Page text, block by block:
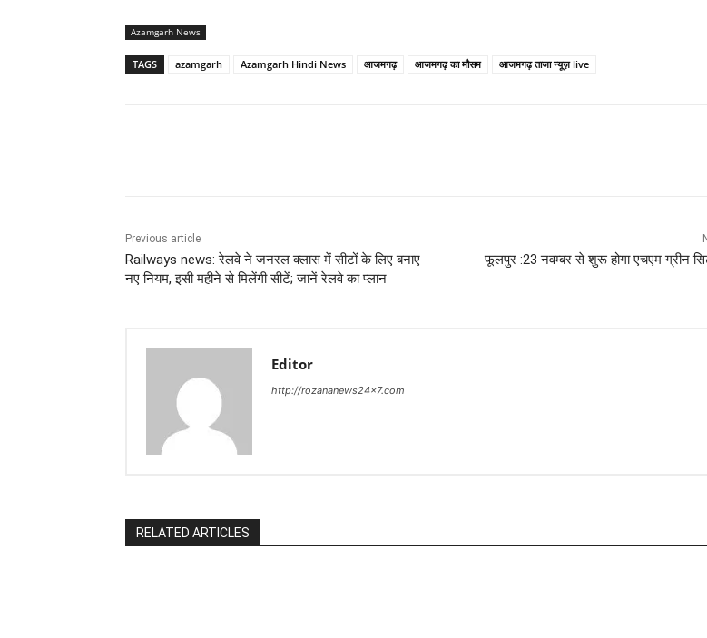
Azamgarh News
TAGS azamgarh Azamgarh Hindi News आजमगढ़ आजमगढ़ का मौसम आजमगढ़ ताजा न्यूज़ live
Previous article
Railways news: रेलवे ने जनरल क्लास में सीटों के लिए बनाए
नए नियम, इसी महीने से मिलेंगी सीटें; जानें रेलवे का प्लान
फूलपुर :23 नवम्बर से शुरू होगा एचएम ग्रीन
Editor
http://rozananews24x7.com
RELATED ARTICLES